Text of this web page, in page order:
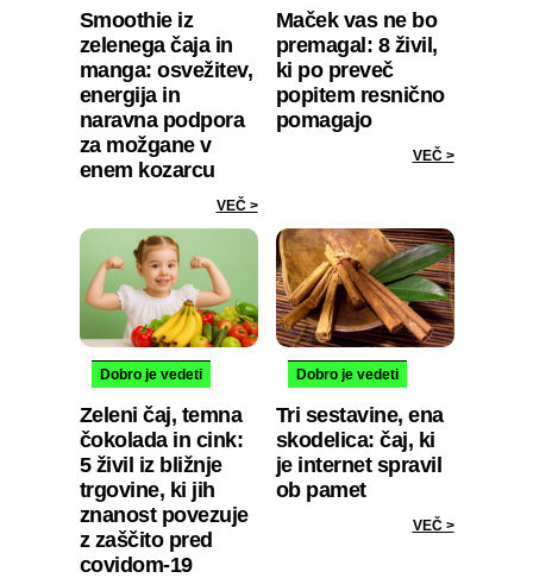
Smoothie iz
zelenega čaja in
manga: osvežitev,
energija in
naravna podpora
za možgane v
enem kozarcu
VEČ >
Maček vas ne bo
premagal: 8 živil,
ki po preveč
popitem resnično
pomagajo
VEČ >
Dobro je vedeti
Zeleni čaj, temna
čokolada in cink:
5 živil iz bližnje
trgovine, ki jih
znanost povezuje
z zaščito pred
covidom-19
Dobro je vedeti
Tri sestavine, ena
skodelica: čaj, ki
je internet spravil
ob pamet
VEČ >